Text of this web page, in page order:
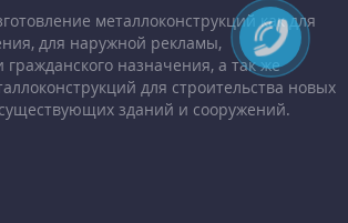
металлоконструкций как для
для наружной рекламы,
назначения, а так же
для строительства новых
зданий и сооружений.